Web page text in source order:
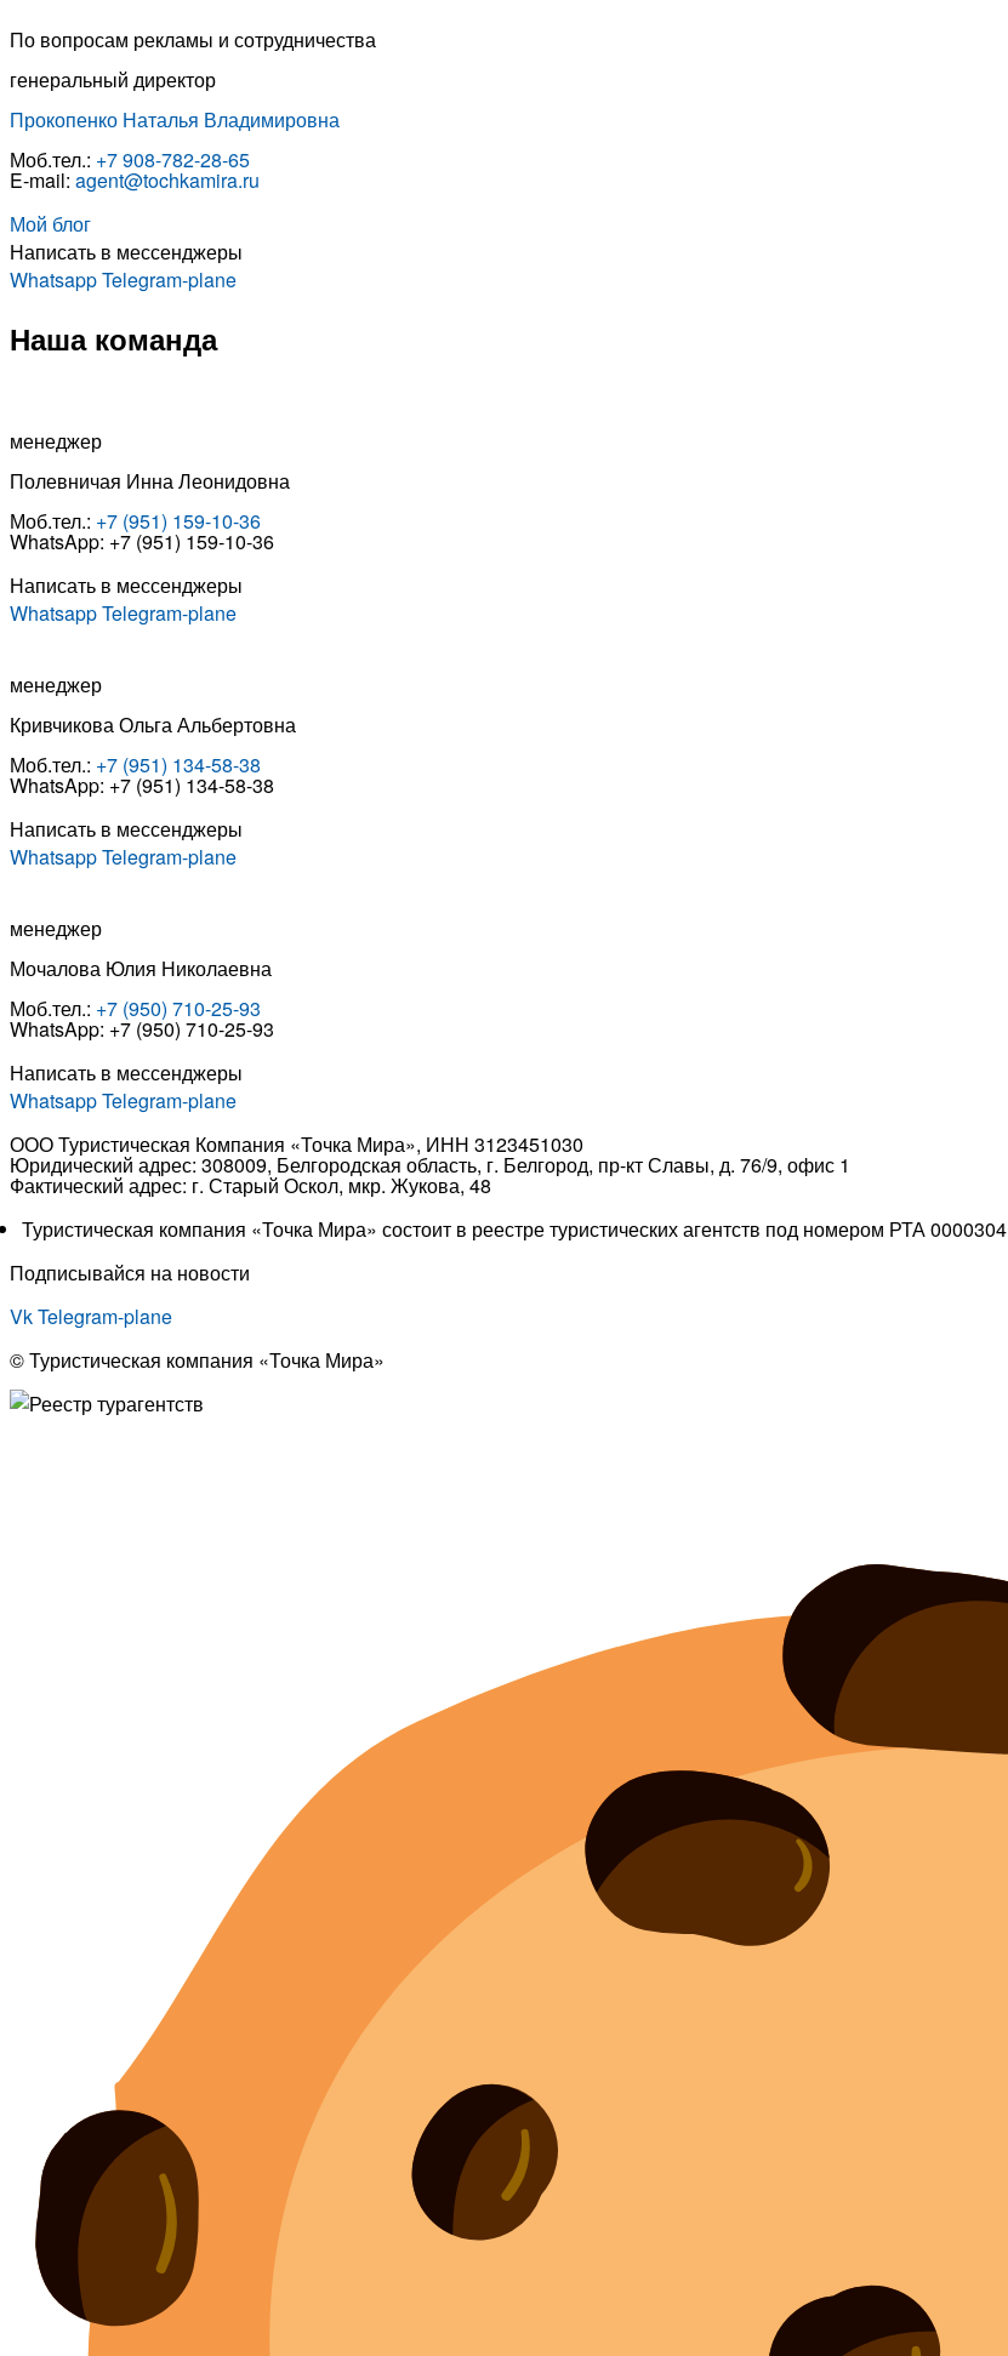
По вопросам рекламы и сотрудничества
генеральный директор
Прокопенко Наталья Владимировна
Моб.тел.: +7 908-782-28-65
E-mail: agent@tochkamira.ru
Мой блог
Написать в мессенджеры
WhatsappTelegram-plane
Наша команда
менеджер
Полевничая Инна Леонидовна
Моб.тел.: +7 (951) 159-10-36
WhatsApp: +7 (951) 159-10-36
Написать в мессенджеры
WhatsappTelegram-plane
менеджер
Кривчикова Ольга Альбертовна
Моб.тел.: +7 (951) 134-58-38
WhatsApp: +7 (951) 134-58-38
Написать в мессенджеры
WhatsappTelegram-plane
менеджер
Мочалова Юлия Николаевна
Моб.тел.: +7 (950) 710-25-93
WhatsApp: +7 (950) 710-25-93
Написать в мессенджеры
WhatsappTelegram-plane
ООО Туристическая Компания «Точка Мира», ИНН 3123451030
Юридический адрес: 308009, Белгородская область, г. Белгород, пр-кт Славы, д. 76/9, офис 1
Фактический адрес: г. Старый Оскол, мкр. Жукова, 48
Туристическая компания «Точка Мира» состоит в реестре туристических агентств под номером РТА 0000304
Подписывайся на новости
VkTelegram-plane
© Туристическая компания «Точка Мира»